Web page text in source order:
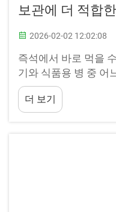
보관에 더 적합
2026-02-02 12:02:08
즉석에서 바로 먹을
기와 식품용 병 중 어
본 적이 있을 것입니
간식에는 한쪽이 다
들어, 델리 용기는 일
더 보기